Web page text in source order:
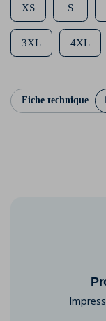
XS S
3XL 4XL
Fiche technique